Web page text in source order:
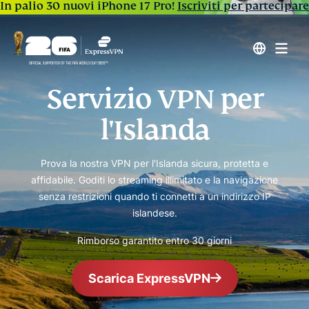
In palio 30 nuovi iPhone 17 Pro! Iscriviti per partecipare
Servizio VPN per
l'Islanda
Prova la nostra VPN per l'Islanda sicura, protetta e
affidabile. Goditi lo streaming illimitato e la navigazione
senza restrizioni quando ti connetti a un indirizzo IP
islandese.
Rimborso garantito entro 30 giorni
Scarica ExpressVPN